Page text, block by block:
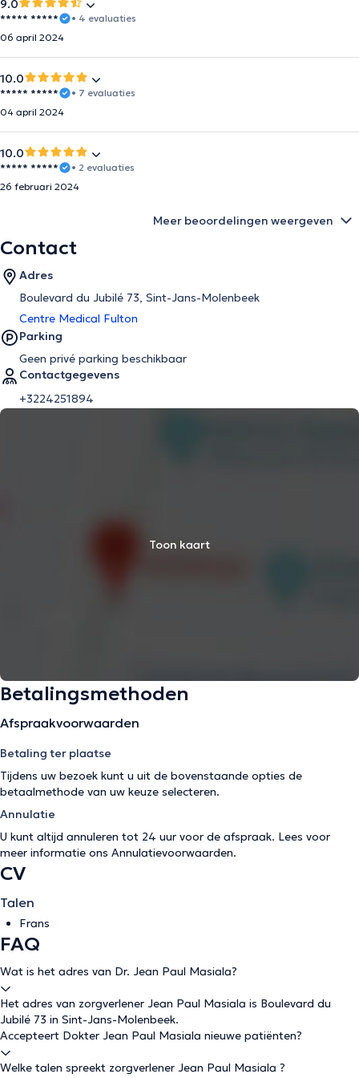
9.0
***** *****
• 4 evaluaties
06 april 2024
10.0
***** *****
• 7 evaluaties
04 april 2024
10.0
***** *****
• 2 evaluaties
26 februari 2024
Meer beoordelingen weergeven
Contact
Adres
Boulevard du Jubilé 73, Sint-Jans-Molenbeek
Centre Medical Fulton
Parking
Geen privé parking beschikbaar
Contactgegevens
+3224251894
Toon kaart
Betalingsmethoden
Afspraakvoorwaarden
Betaling ter plaatse
Tijdens uw bezoek kunt u uit de bovenstaande opties de
betaalmethode van uw keuze selecteren.
Annulatie
U kunt altijd annuleren tot 24 uur voor de afspraak. Lees voor
meer informatie ons Annulatievoorwaarden.
CV
Talen
Frans
FAQ
Wat is het adres van Dr. Jean Paul Masiala?
Het adres van zorgverlener Jean Paul Masiala is Boulevard du
Jubilé 73 in Sint-Jans-Molenbeek.
Accepteert Dokter Jean Paul Masiala nieuwe patiënten?
Welke talen spreekt zorgverlener Jean Paul Masiala ?